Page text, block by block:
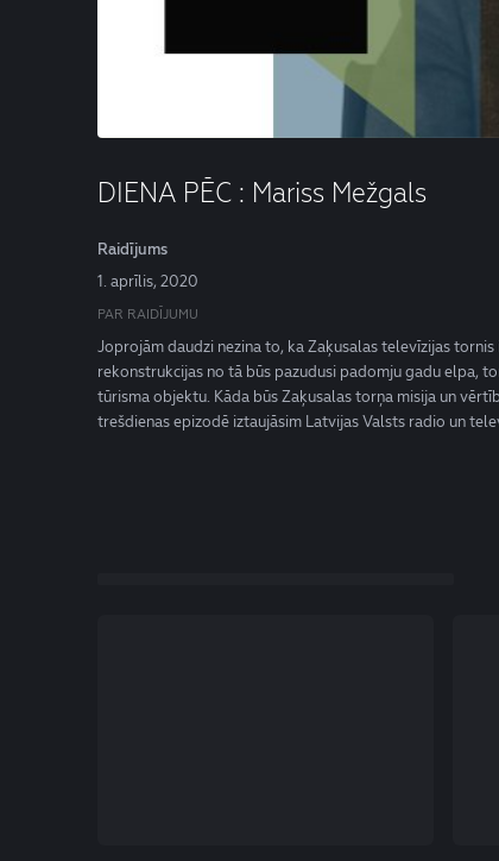
DIENA PĒC : Mariss Mežgals
Raidījums
1. aprīlis, 2020
PAR RAIDĪJUMU
Joprojām daudzi nezina to, ka Zaķusalas televīzijas
rekonstrukcijas no tā būs pazudusi padomju gadu elpa,
tūrisma objektu. Kāda būs Zaķusalas torņa misija un
trešdienas epizodē iztaujāsim Latvijas Valsts radio un